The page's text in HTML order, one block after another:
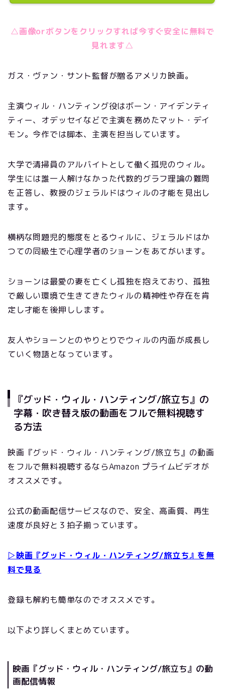
△画像orボタンをクリックすれば今すぐ安全に無料で
見れます△
ガス・ヴァン・サント監督が贈るアメリカ映画。
主演ウィル・ハンティング役はボーン・アイデンティ
ティー、オデッセイなどで主演を務めたマット・デイ
モン。今作では脚本、主演を担当しています。
大学で清掃員のアルバイトとして働く孤児のウィル。
学生には誰一人解けなかった代数的グラフ理論の難問
を正答し、教授のジェラルドはウィルの才能を見出し
ます。
横柄な問題児的態度をとるウィルに、ジェラルドはか
つての同級生で心理学者のショーンをあてがいます。
ショーンは最愛の妻を亡くし孤独を抱えており、孤独
で厳しい環境で生きてきたウィルの精神性や存在を肯
定し才能を後押しします。
友人やショーンとのやりとりでウィルの内面が成長し
ていく物語となっています。
『グッド・ウィル・ハンティング/旅立ち』の
字幕・吹き替え版の動画をフルで無料視聴す
る方法
映画『グッド・ウィル・ハンティング/旅立ち』の動画
をフルで無料視聴するならAmazon プライムビデオが
オススメです。
公式の動画配信サービスなので、安全、高画質、再生
速度が良好と３拍子揃っています。
▷映画『グッド・ウィル・ハンティング/旅立ち』を無
料で見る
登録も解約も簡単なのでオススメです。
以下より詳しくまとめています。
映画『グッド・ウィル・ハンティング/旅立ち』の動
画配信情報